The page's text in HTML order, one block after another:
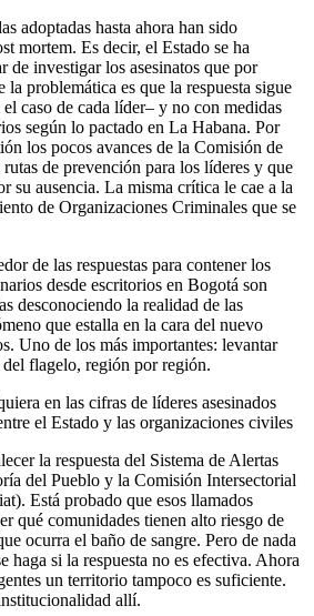
adoptadas hasta ahora han sido
mortem. Es decir, el Estado se ha
de investigar los asesinatos que por
problemática es que la respuesta sigue
caso de cada líder– y no con medidas
según lo pactado en La Habana. Por
los pocos avances de la Comisión de
de prevención para los líderes y que
su ausencia. La misma crítica le cae a la
de Organizaciones Criminales que se
de las respuestas para contener los
desde escritorios en Bogotá son
desconociendo la realidad de las
que estalla en la cara del nuevo
Uno de los más importantes: levantar
flagelo, región por región.
en las cifras de líderes asesinados
el Estado y las organizaciones civiles
la respuesta del Sistema de Alertas
del Pueblo y la Comisión Intersectorial
Está probado que esos llamados
qué comunidades tienen alto riesgo de
ocurra el baño de sangre. Pero de nada
haga si la respuesta no es efectiva. Ahora
un territorio tampoco es suficiente.
allí.